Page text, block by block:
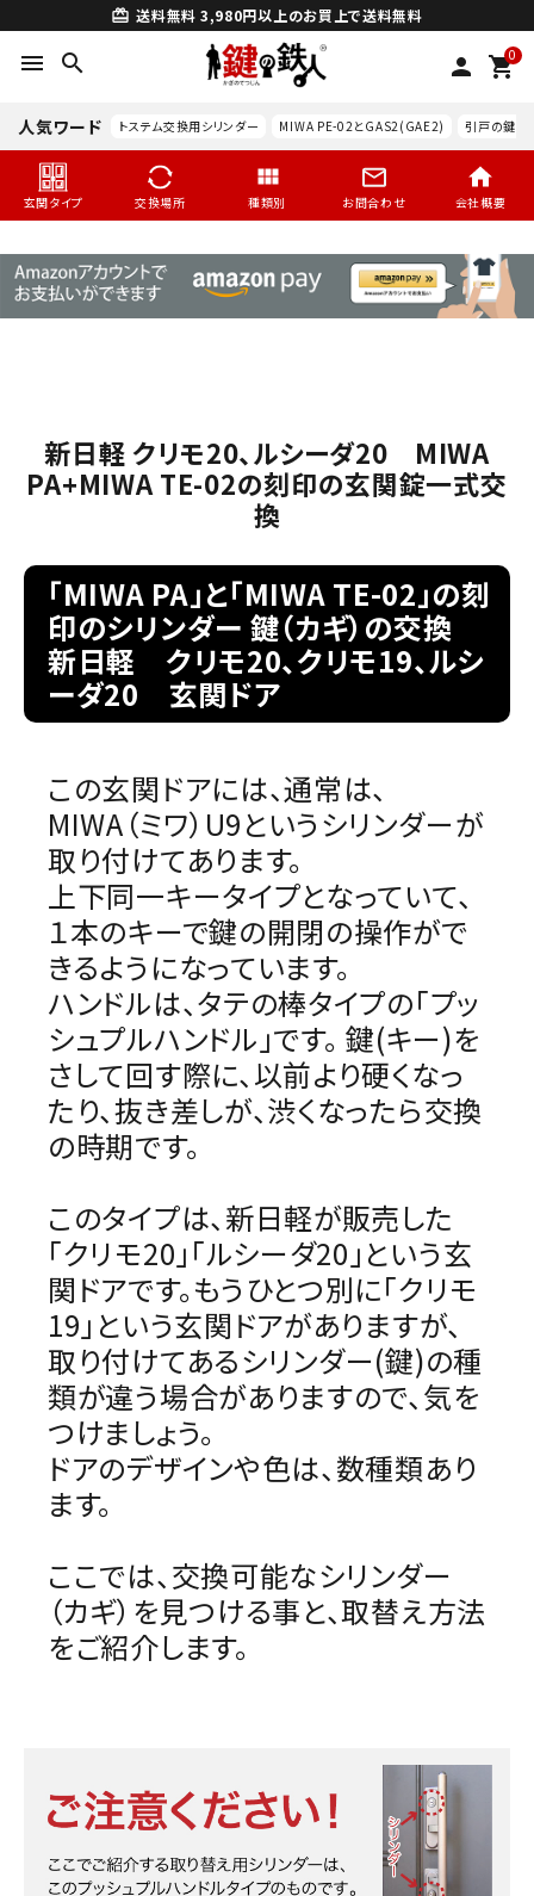
card_giftcard 送料無料 3,980円以上のお買上で送料無料
menu search person 0
shopping_cart
人気ワード トステム交換用シリンダー MIWA PE-02とGAS2(GAE2) 引戸の鍵交
玄関タイプ 交換場所 種類別 お問合わせ 会社概要
search
室内錠
ドアノブの交換
レバーハンドル錠の交換
レバーハンドルのみ交換
暗証番号錠
防犯対策
南京錠
認知症対策
INFORMATION
ACCOUNT MENU
ログイン person 会員登録
新日軽 クリモ20、ルシーダ20 MIWA
PA+MIWA TE-02の刻印の玄関錠一式交
換
「MIWA PA」と「MIWA TE-02」の刻
印のシリンダー 鍵（カギ）の交換
新日軽 クリモ20、クリモ19、ルシ
ーダ20 玄関ドア
この玄関ドアには、通常は、
MIWA（ミワ）U9というシリンダーが
取り付けてあります。
上下同一キータイプとなっていて、
１本のキーで鍵の開閉の操作がで
きるようになっています。
ハンドルは、タテの棒タイプの「プッ
シュプルハンドル」です。 鍵(キー)を
さして回す際に、以前より硬くなっ
たり、抜き差しが、渋くなったら交換
の時期です。
このタイプは、新日軽が販売した
「クリモ20」「ルシーダ20」という玄
関ドアです。もうひとつ別に「クリモ
19」という玄関ドアがありますが、
取り付けてあるシリンダー(鍵)の種
類が違う場合がありますので、気を
つけましょう。
ドアのデザインや色は、数種類あり
ます。
ここでは、交換可能なシリンダー
（カギ）を見つける事と、取替え方法
をご紹介します。